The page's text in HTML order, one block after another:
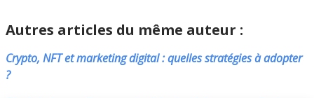
Autres articles du même auteur :
Crypto, NFT et marketing digital : quelles stratégies à adopter
?